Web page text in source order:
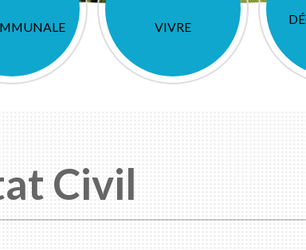
VIVRE
Civil